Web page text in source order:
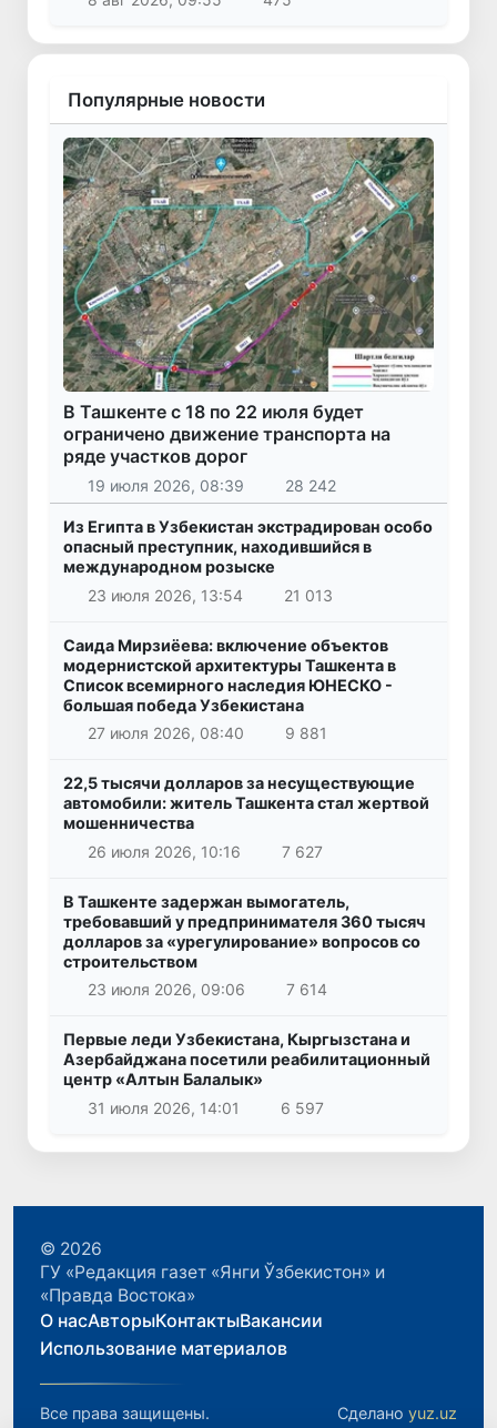
Популярные новости
В Ташкенте с 18 по 22 июля будет
ограничено движение транспорта на
ряде участков дорог
19 июля 2026, 08:39 28 242
Из Египта в Узбекистан экстрадирован особо
опасный преступник, находившийся в
международном розыске
23 июля 2026, 13:54
21 013
Саида Мирзиёева: включение объектов
модернистской архитектуры Ташкента в
Список всемирного наследия ЮНЕСКО -
большая победа Узбекистана
27 июля 2026, 08:40
9 881
22,5 тысячи долларов за несуществующие
автомобили: житель Ташкента стал жертвой
мошенничества
26 июля 2026, 10:16
7 627
В Ташкенте задержан вымогатель,
требовавший у предпринимателя 360 тысяч
долларов за «урегулирование» вопросов со
строительством
23 июля 2026, 09:06
7 614
Первые леди Узбекистана, Кыргызстана и
Азербайджана посетили реабилитационный
центр «Алтын Балалык»
31 июля 2026, 14:01
6 597
© 2026
ГУ «Редакция газет «Янги Ўзбекистон» и
«Правда Востока»
О насАвторыКонтактыВакансии
Использование материалов
Все права защищены. Сделано yuz.uz